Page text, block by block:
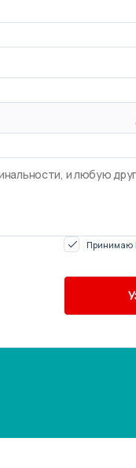
Принимаю